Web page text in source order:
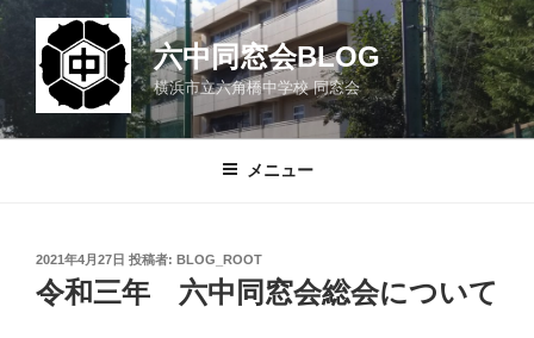
コ
ン
ツ
六中同窓会BLOG
横浜市立六角橋中学校 同窓会
メニュー
投
稿
日:
2021年4月27日 投稿者: BLOG_ROOT
令和三年 六中同窓会総会について